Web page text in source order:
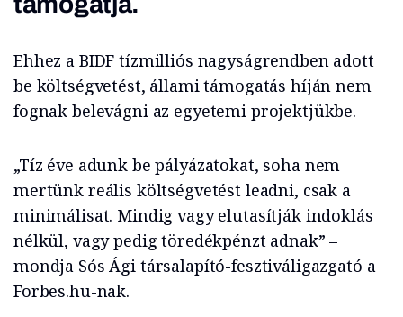
Ehhez a BIDF tízmilliós nagyságrendben adott
be költségvetést, állami támogatás híján nem
fognak belevágni az egyetemi projektjükbe.
„Tíz éve adunk be pályázatokat, soha nem
mertünk reális költségvetést leadni, csak a
minimálisat. Mindig vagy elutasítják indoklás
nélkül, vagy pedig töredékpénzt adnak” –
mondja Sós Ági társalapító-fesztiváligazgató a
Forbes.hu-nak.